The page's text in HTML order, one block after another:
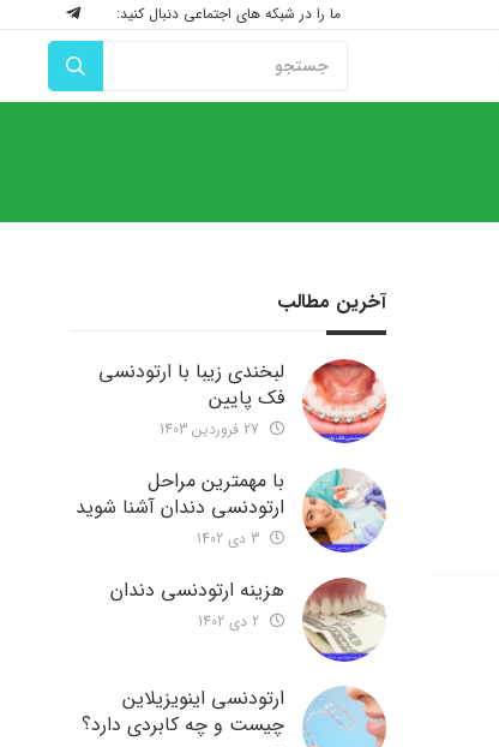
ما را در شبکه های اجتماعی دنبال کنید:
آخرین مطالب
لبخندی زیبا با ارتودنسی
فک پایین
با مهمترین مراحل
ارتودنسی دندان آشنا شوید
هزینه ارتودنسی دندان
ارتودنسی اینویزیلاین
چیست و چه کابردی دارد؟